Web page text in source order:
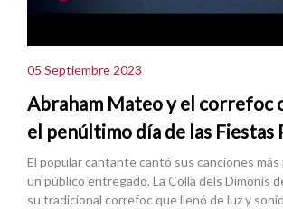
05 Septiembre 2023
Abraham Mateo y el correfoc
el penúltimo día de las Fiestas
El popular cantante cantó sus canciones
un público entregado. La Colla dels Dimonis
su tradicional correfoc que llenó de luz y